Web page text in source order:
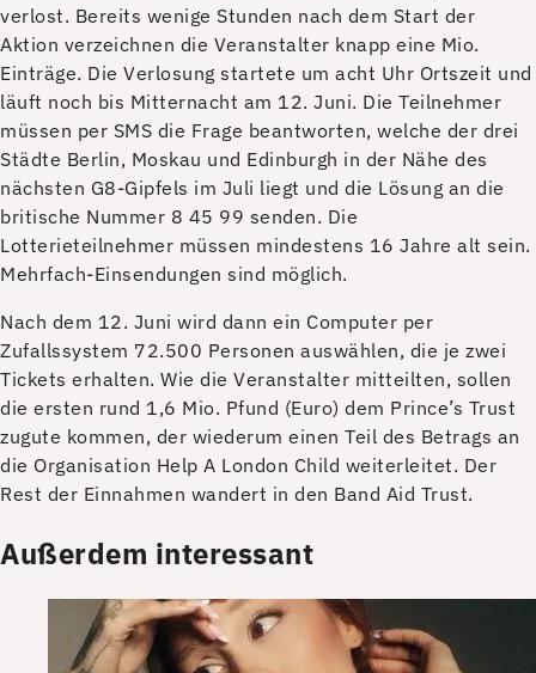
verlost. Bereits wenige Stunden nach dem Start der
Aktion verzeichnen die Veranstalter knapp eine Mio.
Einträge. Die Verlosung startete um acht Uhr Ortszeit und
läuft noch bis Mitternacht am 12. Juni. Die Teilnehmer
müssen per SMS die Frage beantworten, welche der drei
Städte Berlin, Moskau und Edinburgh in der Nähe des
nächsten G8-Gipfels im Juli liegt und die Lösung an die
britische Nummer 8 45 99 senden. Die
Lotterieteilnehmer müssen mindestens 16 Jahre alt sein.
Mehrfach-Einsendungen sind möglich.
Nach dem 12. Juni wird dann ein Computer per
Zufallssystem 72.500 Personen auswählen, die je zwei
Tickets erhalten. Wie die Veranstalter mitteilten, sollen
die ersten rund 1,6 Mio. Pfund (Euro) dem Prince’s Trust
zugute kommen, der wiederum einen Teil des Betrags an
die Organisation Help A London Child weiterleitet. Der
Rest der Einnahmen wandert in den Band Aid Trust.
Außerdem interessant